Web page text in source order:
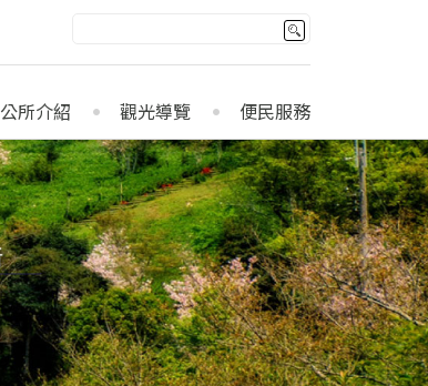
公所介紹 觀光導覽 便民服務